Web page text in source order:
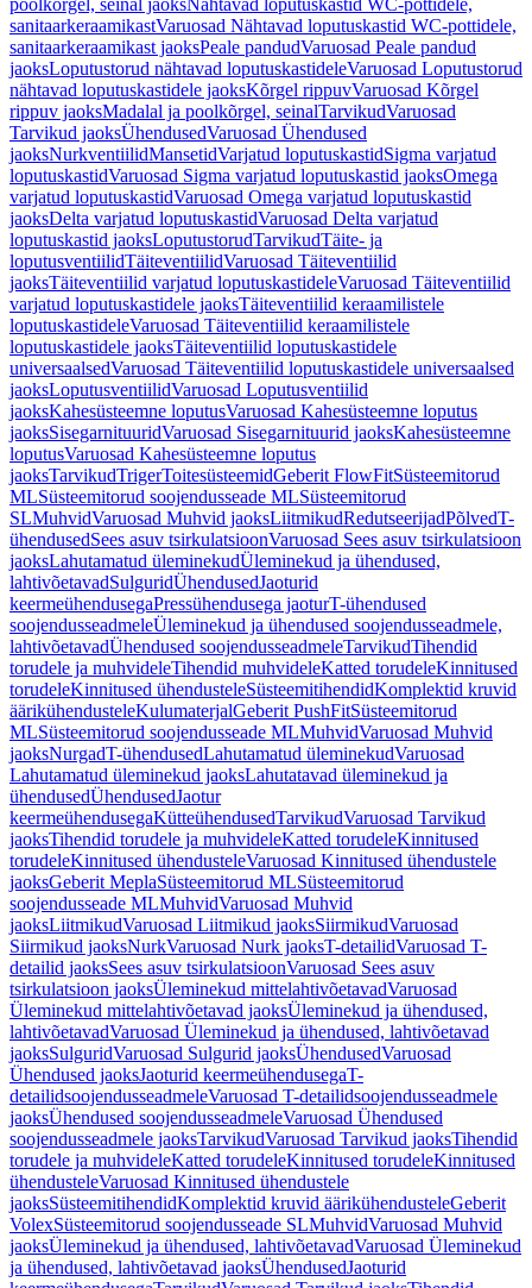
poolkõrgel, seinal jaoksNähtavad loputuskastid WC-pottidele,
sanitaarkeraamikastVaruosad Nähtavad loputuskastid WC-pottidele,
sanitaarkeraamikast jaoksPeale pandudVaruosad Peale pandud
jaoksLoputustorud nähtavad loputuskastideleVaruosad Loputustorud
nähtavad loputuskastidele jaoksKõrgel rippuvVaruosad Kõrgel
rippuv jaoksMadalal ja poolkõrgel, seinalTarvikudVaruosad
Tarvikud jaoksÜhendusedVaruosad Ühendused
jaoksNurkventiilidMansetidVarjatud loputuskastidSigma varjatud
loputuskastidVaruosad Sigma varjatud loputuskastid jaoksOmega
varjatud loputuskastidVaruosad Omega varjatud loputuskastid
jaoksDelta varjatud loputuskastidVaruosad Delta varjatud
loputuskastid jaoksLoputustorudTarvikudTäite- ja
loputusventiilidTäiteventiilidVaruosad Täiteventiilid
jaoksTäiteventiilid varjatud loputuskastideleVaruosad Täiteventiilid
varjatud loputuskastidele jaoksTäiteventiilid keraamilistele
loputuskastideleVaruosad Täiteventiilid keraamilistele
loputuskastidele jaoksTäiteventiilid loputuskastidele
universaalsedVaruosad Täiteventiilid loputuskastidele universaalsed
jaoksLoputusventiilidVaruosad Loputusventiilid
jaoksKahesüsteemne loputusVaruosad Kahesüsteemne loputus
jaoksSisegarnituuridVaruosad Sisegarnituurid jaoksKahesüsteemne
loputusVaruosad Kahesüsteemne loputus
jaoksTarvikudTrigerToitesüsteemidGeberit FlowFitSüsteemitorud
MLSüsteemitorud soojendusseade MLSüsteemitorud
SLMuhvidVaruosad Muhvid jaoksLiitmikudRedutseerijadPõlvedT-
ühendusedSees asuv tsirkulatsioonVaruosad Sees asuv tsirkulatsioon
jaoksLahutamatud üleminekudÜleminekud ja ühendused,
lahtivõetavadSulguridÜhendusedJaoturid
keermeühendusegaPressühendusega jaoturT-ühendused
soojendusseadmeleÜleminekud ja ühendused soojendusseadmele,
lahtivõetavadÜhendused soojendusseadmeleTarvikudTihendid
torudele ja muhvideleTihendid muhvideleKatted torudeleKinnitused
torudeleKinnitused ühendusteleSüsteemitihendidKomplektid kruvid
äärikühendusteleKulumaterjalGeberit PushFitSüsteemitorud
MLSüsteemitorud soojendusseade MLMuhvidVaruosad Muhvid
jaoksNurgadT-ühendusedLahutamatud üleminekudVaruosad
Lahutamatud üleminekud jaoksLahutatavad üleminekud ja
ühendusedÜhendusedJaotur
keermeühendusegaKütteühendusedTarvikudVaruosad Tarvikud
jaoksTihendid torudele ja muhvideleKatted torudeleKinnitused
torudeleKinnitused ühendusteleVaruosad Kinnitused ühendustele
jaoksGeberit MeplaSüsteemitorud MLSüsteemitorud
soojendusseade MLMuhvidVaruosad Muhvid
jaoksLiitmikudVaruosad Liitmikud jaoksSiirmikudVaruosad
Siirmikud jaoksNurkVaruosad Nurk jaoksT-detailidVaruosad T-
detailid jaoksSees asuv tsirkulatsioonVaruosad Sees asuv
tsirkulatsioon jaoksÜleminekud mittelahtivõetavadVaruosad
Üleminekud mittelahtivõetavad jaoksÜleminekud ja ühendused,
lahtivõetavadVaruosad Üleminekud ja ühendused, lahtivõetavad
jaoksSulguridVaruosad Sulgurid jaoksÜhendusedVaruosad
Ühendused jaoksJaoturid keermeühendusegaT-
detailidsoojendusseadmeleVaruosad T-detailidsoojendusseadmele
jaoksÜhendused soojendusseadmeleVaruosad Ühendused
soojendusseadmele jaoksTarvikudVaruosad Tarvikud jaoksTihendid
torudele ja muhvideleKatted torudeleKinnitused torudeleKinnitused
ühendusteleVaruosad Kinnitused ühendustele
jaoksSüsteemitihendidKomplektid kruvid äärikühendusteleGeberit
VolexSüsteemitorud soojendusseade SLMuhvidVaruosad Muhvid
jaoksÜleminekud ja ühendused, lahtivõetavadVaruosad Üleminekud
ja ühendused, lahtivõetavad jaoksÜhendusedJaoturid